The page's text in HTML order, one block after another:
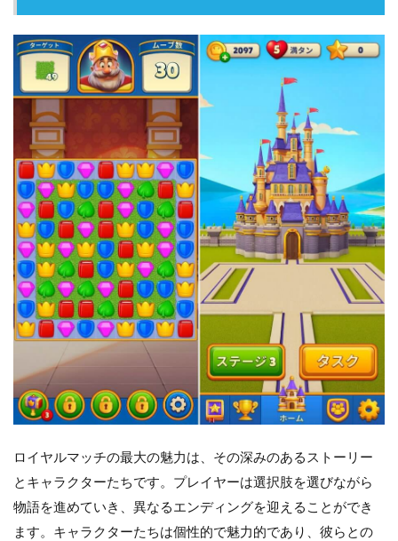
ロイヤルマッチの最大の魅力は、その深みのあるストーリー
とキャラクターたちです。プレイヤーは選択肢を選びながら
物語を進めていき、異なるエンディングを迎えることができ
ます。キャラクターたちは個性的で魅力的であり、彼らとの